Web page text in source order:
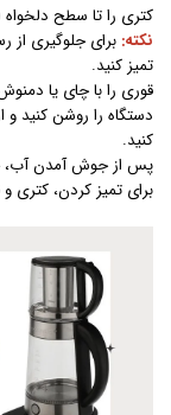
کتری را تا سطح دلخواه (حداکثر 1.7 لیتر)
نکته: برای جلوگیری از
تمیز کنید.
قوری را با چای یا
دستگاه را روشن کنید
کنید.
پس از جوش آمدن آب،
برای تمیز کردن، کتری